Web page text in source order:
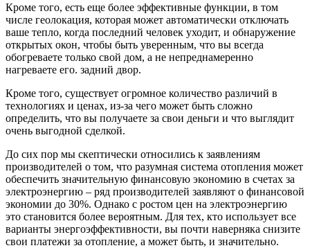
Кроме того, есть еще более эффективные функции, в том
числе геолокация, которая может автоматически отключать
ваше тепло, когда последний человек уходит, и обнаружение
открытых окон, чтобы быть уверенным, что вы всегда
обогреваете только свой дом, а не непреднамеренно
нагреваете его. задний двор.
Кроме того, существует огромное количество различий в
технологиях и ценах, из-за чего может быть сложно
определить, что вы получаете за свои деньги и что выглядит
очень выгодной сделкой.
До сих пор мы скептически относились к заявлениям
производителей о том, что разумная система отопления может
обеспечить значительную финансовую экономию в счетах за
электроэнергию – ряд производителей заявляют о финансовой
экономии до 30%. Однако с ростом цен на электроэнергию
это становится более вероятным. Для тех, кто использует все
варианты энергоэффективности, вы почти наверняка снизите
свои платежи за отопление, а может быть, и значительно.